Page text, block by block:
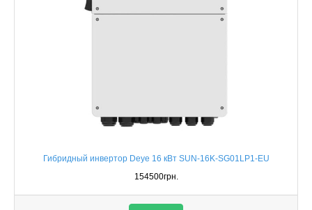
Гибридный инвертор Deye 16 кВт SUN-16K-SG01LP1-EU
154500грн.